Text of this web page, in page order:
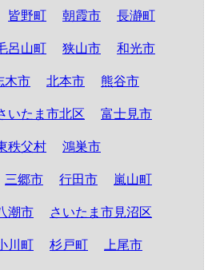
皆野町 朝霞市 長瀞町
呂山町 狭山市 和光市
木市 北本市 熊谷市
いたま市北区 富士見市
秩父村 鴻巣市
三郷市 行田市 嵐山町
潮市 さいたま市見沼区
川町 杉戸町 上尾市